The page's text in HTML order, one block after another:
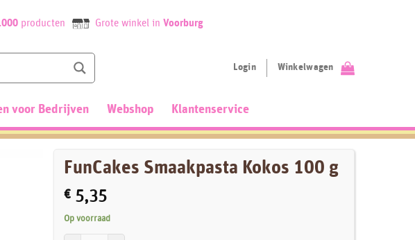
producten Grote winkel in Voorburg
Login Winkelwagen
voor Bedrijven Webshop Klantenservice
FunCakes Smaakpasta Kokos 100 g
€5,35
Op voorraad